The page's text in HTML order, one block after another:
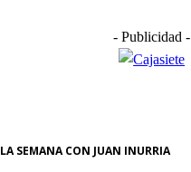
- Publicidad -
LA SEMANA CON JUAN INURRIA